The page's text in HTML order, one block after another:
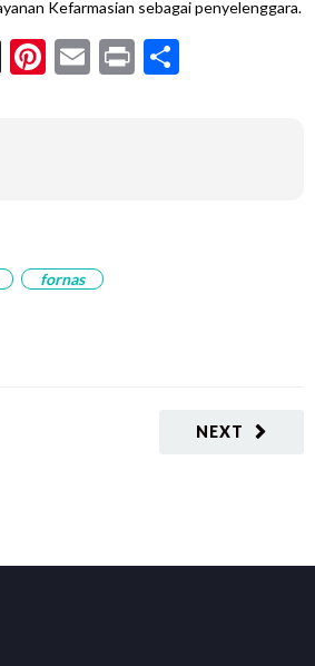
Kefarmasian sebagai penyelenggara.
X Pinterest
Email
Print
fornas
NEXT